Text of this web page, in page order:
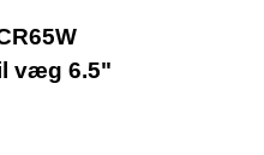
væg 6.5"